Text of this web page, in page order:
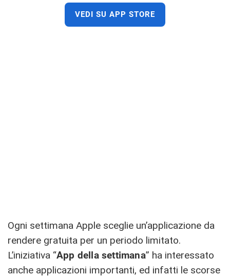
VEDI SU APP STORE
Ogni settimana Apple sceglie un’applicazione da
rendere gratuita per un periodo limitato.
L’iniziativa “App della settimana” ha interessato
anche applicazioni importanti, ed infatti le scorse